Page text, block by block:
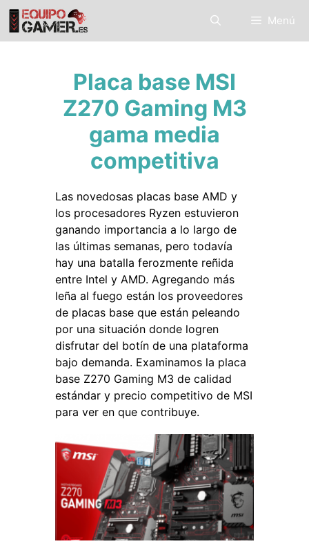
Saltar
contenido
Menú
Placa base MSI
Z270 Gaming M3
gama media
competitiva
Las novedosas placas base AMD y
los procesadores Ryzen estuvieron
ganando importancia a lo largo de
las últimas semanas, pero todavía
hay una batalla ferozmente reñida
entre Intel y AMD. Agregando más
leña al fuego están los proveedores
de placas base que están peleando
por una situación donde logren
disfrutar del botín de una plataforma
bajo demanda. Examinamos la placa
base Z270 Gaming M3 de calidad
estándar y precio competitivo de MSI
para ver en que contribuye.